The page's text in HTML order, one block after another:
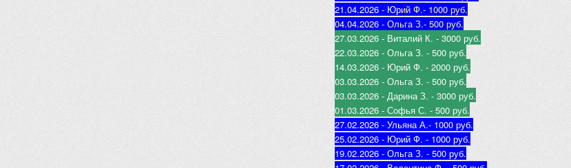
21.04.2026 - Юрий Ф.- 1000 руб.
04.04.2026 - Ольга З.- 500 руб.
27.03.2026 - Виталий К. - 3000 руб.
22.03.2026 - Ольга З. - 500 руб.
14.03.2026 - Юрий Ф. - 2000 руб.
03.03.2026 - Ольга З. - 500 руб.
03.03.2026 - Дарина З. - 3000 руб.
01.03.2026 - Софья С. - 500 руб.
27.02.2026 - Ульяна А.- 1000 руб.
25.02.2026 - Юрий Ф. - 1000 руб.
19.02.2026 - Ольга З. - 500 руб.